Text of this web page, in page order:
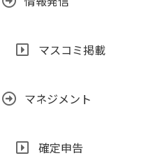
マスコミ掲載
マネジメント
確定申告